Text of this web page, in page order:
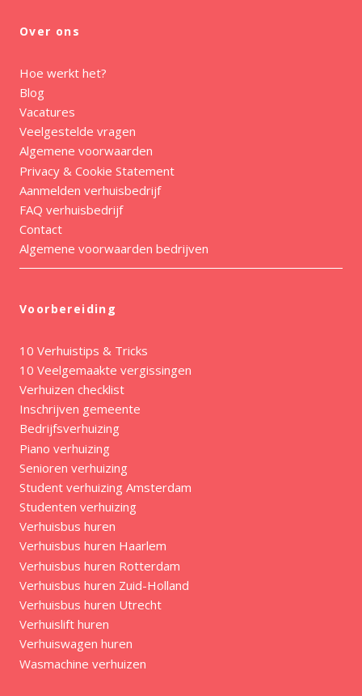
Over ons
Hoe werkt het?
Blog
Vacatures
Veelgestelde vragen
Algemene voorwaarden
Privacy & Cookie Statement
Aanmelden verhuisbedrijf
FAQ verhuisbedrijf
Contact
Algemene voorwaarden bedrijven
Voorbereiding
10 Verhuistips & Tricks
10 Veelgemaakte vergissingen
Verhuizen checklist
Inschrijven gemeente
Bedrijfsverhuizing
Piano verhuizing
Senioren verhuizing
Student verhuizing Amsterdam
Studenten verhuizing
Verhuisbus huren
Verhuisbus huren Haarlem
Verhuisbus huren Rotterdam
Verhuisbus huren Zuid-Holland
Verhuisbus huren Utrecht
Verhuislift huren
Verhuiswagen huren
Wasmachine verhuizen